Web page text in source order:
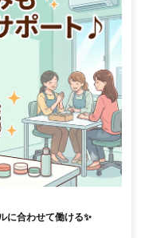
に合わせて働ける✨